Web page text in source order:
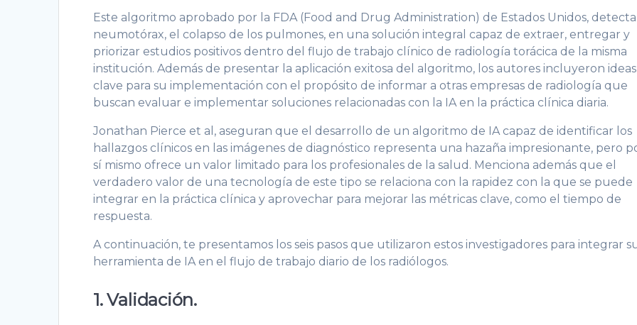
Este algoritmo aprobado por la FDA (Food and Drug Administration) de Estados Unidos, detecta
neumotórax, el colapso de los pulmones, en una solución integral capaz de extraer, entregar y
priorizar estudios positivos dentro del flujo de trabajo clínico de radiología torácica de la misma
institución. Además de presentar la aplicación exitosa del algoritmo, los autores incluyeron ideas
clave para su implementación con el propósito de informar a otras empresas de radiología que
buscan evaluar e implementar soluciones relacionadas con la IA en la práctica clínica diaria.
Jonathan Pierce et al, aseguran que el desarrollo de un algoritmo de IA capaz de identificar los
hallazgos clínicos en las imágenes de diagnóstico representa una hazaña impresionante, pero
sí mismo ofrece un valor limitado para los profesionales de la salud. Menciona además que el
verdadero valor de una tecnología de este tipo se relaciona con la rapidez con la que se puede
integrar en la práctica clínica y aprovechar para mejorar las métricas clave, como el tiempo de
respuesta.
A continuación, te presentamos los seis pasos que utilizaron estos investigadores para integrar
herramienta de IA en el flujo de trabajo diario de los radiólogos.
1. Validación.